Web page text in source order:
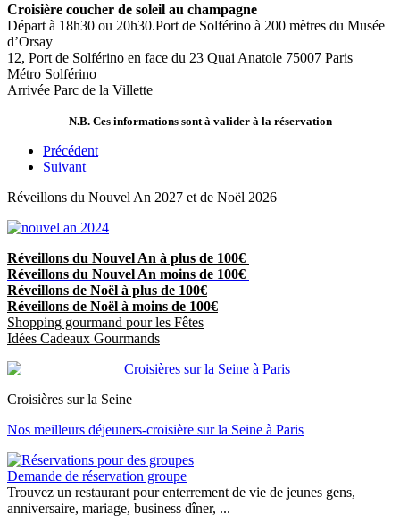
Croisière coucher de soleil au champagne
Départ à 18h30 ou 20h30.Port de Solférino à 200 mètres du Musée
d’Orsay
12, Port de Solférino en face du 23 Quai Anatole 75007 Paris
Métro Solférino
Arrivée Parc de la Villette
N.B. Ces informations sont à valider à la réservation
Précédent
Suivant
Réveillons du Nouvel An 2027 et de Noël 2026
Réveillons du Nouvel An à plus de 100€
Réveillons du Nouvel An moins de 100€
Réveillons de Noël à plus de 100€
Réveillons de Noël à moins de 100€
Shopping gourmand pour les Fêtes
Idées Cadeaux Gourmands
Croisières sur la Seine
Nos meilleurs déjeuners-croisière sur la Seine à Paris
Demande de réservation groupe
Trouvez un restaurant pour enterrement de vie de jeunes gens,
anniversaire, mariage, business dîner, ...